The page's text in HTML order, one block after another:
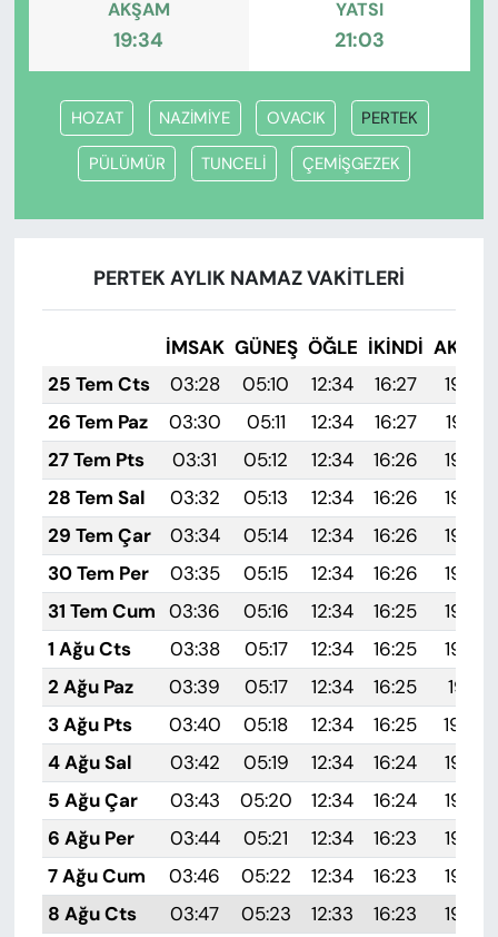
AKŞAM
19:34
YATSI
21:03
HOZAT NAZİMİYE OVACIK PERTEK
PÜLÜMÜR TUNCELİ ÇEMİŞGEZEK
PERTEK AYLIK NAMAZ VAKITLERI
İMSAK GÜNEŞ ÖĞLE İKINDI
25 Tem Cts
03:28 05:10 12:34 16:27
19:48
26 Tem Paz
03:30 05:11 12:34 16:27
19:47
27 Tem Pts
03:31 05:12 12:34 16:26
19:46
28 Tem Sal
03:32 05:13 12:34 16:26
19:46
29 Tem Çar
03:34 05:14 12:34 16:26
19:45
30 Tem Per
03:35 05:15 12:34 16:26
19:44
31 Tem Cum
03:36 05:16 12:34 16:25
19:43
1 Ağu Cts
03:38 05:17 12:34 16:25
19:42
2 Ağu Paz
03:39 05:17 12:34 16:25
19:41
3 Ağu Pts
03:40 05:18 12:34 16:25
19:40
4 Ağu Sal
03:42 05:19 12:34 16:24
19:39
5 Ağu Çar
03:43 05:20 12:34 16:24
19:38
6 Ağu Per
03:44 05:21 12:34 16:23
19:36
7 Ağu Cum
03:46 05:22 12:34 16:23
19:35
8 Ağu Cts
03:47 05:23 12:33 16:23
19:34